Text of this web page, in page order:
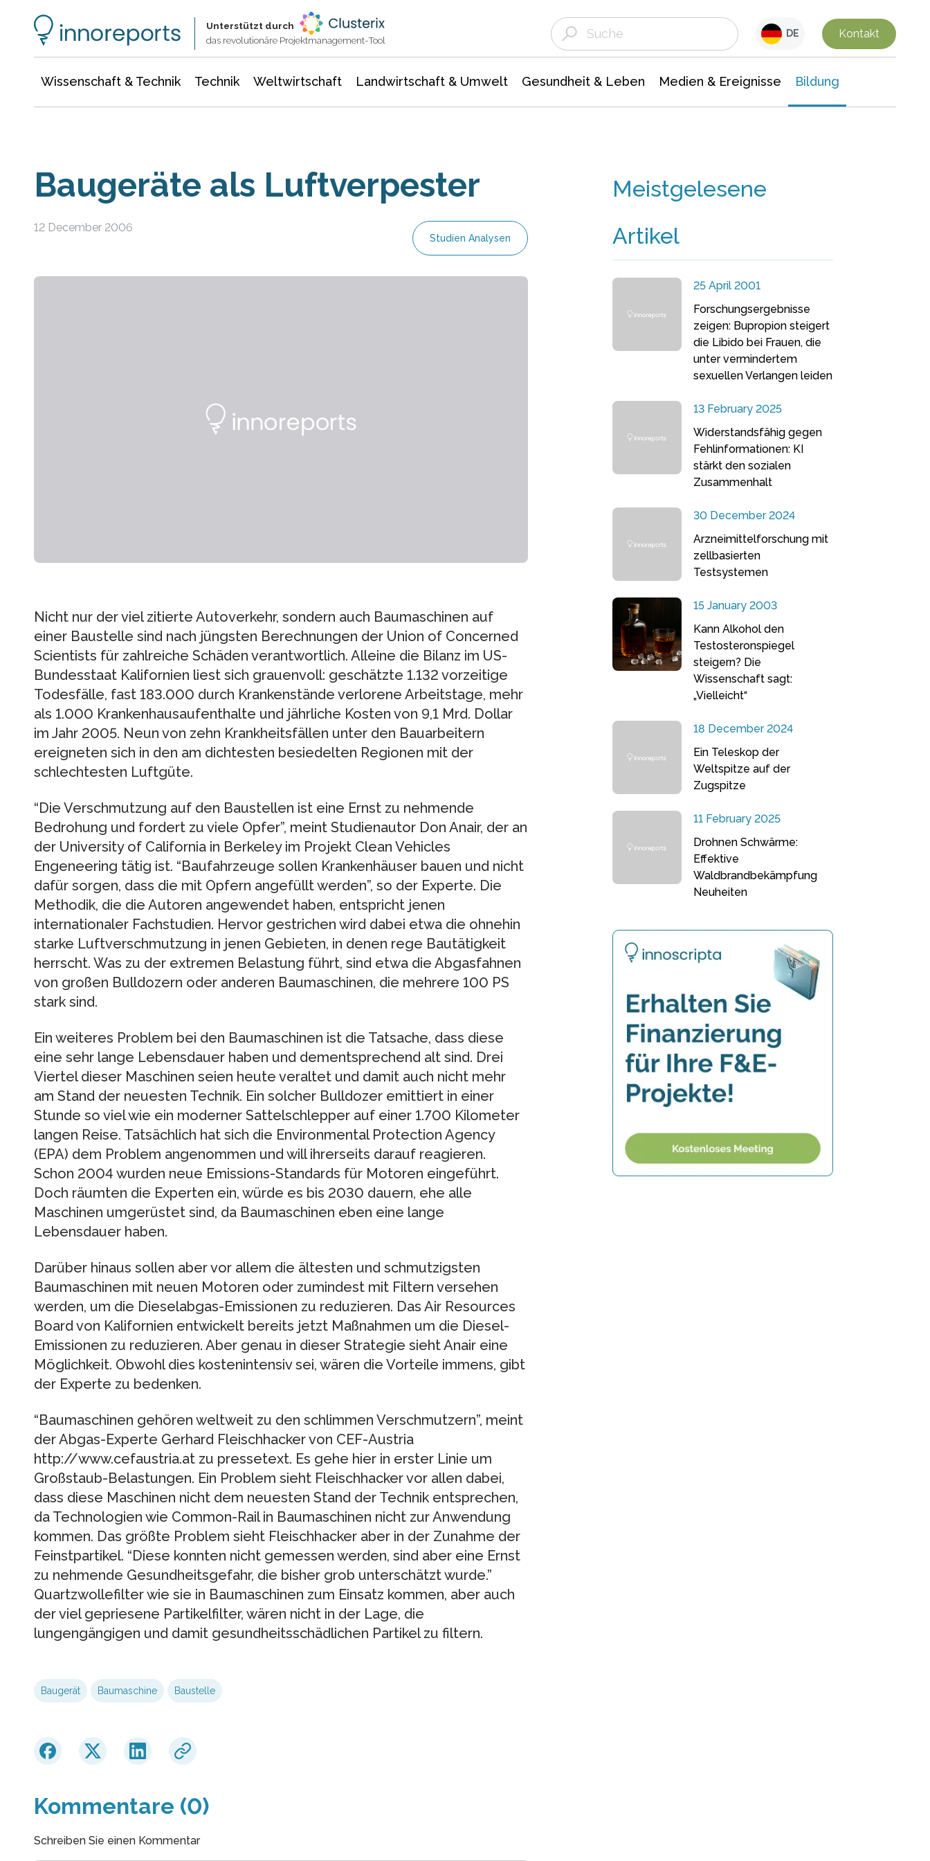
Unterstützt durch
das revolutionäre Projektmanagement-Tool
DE Kontakt
Wissenschaft & Technik Technik Weltwirtschaft Landwirtschaft & Umwelt Gesundheit & Leben Medien & Ereignisse Bildung
Baugeräte als Luftverpester
12 December 2006
Studien Analysen
Nicht nur der viel zitierte Autoverkehr, sondern auch Baumaschinen auf
einer Baustelle sind nach jüngsten Berechnungen der Union of Concerned
Scientists für zahlreiche Schäden verantwortlich. Alleine die Bilanz im US-
Bundesstaat Kalifornien liest sich grauenvoll: geschätzte 1.132 vorzeitige
Todesfälle, fast 183.000 durch Krankenstände verlorene Arbeitstage, mehr
als 1.000 Krankenhausaufenthalte und jährliche Kosten von 9,1 Mrd. Dollar
im Jahr 2005. Neun von zehn Krankheitsfällen unter den Bauarbeitern
ereigneten sich in den am dichtesten besiedelten Regionen mit der
schlechtesten Luftgüte.
“Die Verschmutzung auf den Baustellen ist eine Ernst zu nehmende
Bedrohung und fordert zu viele Opfer”, meint Studienautor Don Anair, der an
der University of California in Berkeley im Projekt Clean Vehicles
Engeneering tätig ist. “Baufahrzeuge sollen Krankenhäuser bauen und nicht
dafür sorgen, dass die mit Opfern angefüllt werden”, so der Experte. Die
Methodik, die die Autoren angewendet haben, entspricht jenen
internationaler Fachstudien. Hervor gestrichen wird dabei etwa die ohnehin
starke Luftverschmutzung in jenen Gebieten, in denen rege Bautätigkeit
herrscht. Was zu der extremen Belastung führt, sind etwa die Abgasfahnen
von großen Bulldozern oder anderen Baumaschinen, die mehrere 100 PS
stark sind.
Ein weiteres Problem bei den Baumaschinen ist die Tatsache, dass diese
eine sehr lange Lebensdauer haben und dementsprechend alt sind. Drei
Viertel dieser Maschinen seien heute veraltet und damit auch nicht mehr
am Stand der neuesten Technik. Ein solcher Bulldozer emittiert in einer
Stunde so viel wie ein moderner Sattelschlepper auf einer 1.700 Kilometer
langen Reise. Tatsächlich hat sich die Environmental Protection Agency
(EPA) dem Problem angenommen und will ihrerseits darauf reagieren.
Schon 2004 wurden neue Emissions-Standards für Motoren eingeführt.
Doch räumten die Experten ein, würde es bis 2030 dauern, ehe alle
Maschinen umgerüstet sind, da Baumaschinen eben eine lange
Lebensdauer haben.
Darüber hinaus sollen aber vor allem die ältesten und schmutzigsten
Baumaschinen mit neuen Motoren oder zumindest mit Filtern versehen
werden, um die Dieselabgas-Emissionen zu reduzieren. Das Air Resources
Board von Kalifornien entwickelt bereits jetzt Maßnahmen um die Diesel-
Emissionen zu reduzieren. Aber genau in dieser Strategie sieht Anair eine
Möglichkeit. Obwohl dies kostenintensiv sei, wären die Vorteile immens, gibt
der Experte zu bedenken.
“Baumaschinen gehören weltweit zu den schlimmen Verschmutzern”, meint
der Abgas-Experte Gerhard Fleischhacker von CEF-Austria
http://www.cefaustria.at zu pressetext. Es gehe hier in erster Linie um
Großstaub-Belastungen. Ein Problem sieht Fleischhacker vor allen dabei,
dass diese Maschinen nicht dem neuesten Stand der Technik entsprechen,
da Technologien wie Common-Rail in Baumaschinen nicht zur Anwendung
kommen. Das größte Problem sieht Fleischhacker aber in der Zunahme der
Feinstpartikel. “Diese konnten nicht gemessen werden, sind aber eine Ernst
zu nehmende Gesundheitsgefahr, die bisher grob unterschätzt wurde.”
Quartzwollefilter wie sie in Baumaschinen zum Einsatz kommen, aber auch
der viel gepriesene Partikelfilter, wären nicht in der Lage, die
lungengängigen und damit gesundheitsschädlichen Partikel zu filtern.
Baugerät Baumaschine Baustelle
Kommentare (0)
Schreiben Sie einen Kommentar
Meistgelesene
Artikel
25 April 2001
Forschungsergebnisse
zeigen: Bupropion steigert
die Libido bei Frauen, die
unter vermindertem
sexuellen Verlangen leiden
13 February 2025
Widerstandsfähig gegen
Fehlinformationen: KI
stärkt den sozialen
Zusammenhalt
30 December 2024
Arzneimittelforschung mit
zellbasierten
Testsystemen
15 January 2003
Kann Alkohol den
Testosteronspiegel
steigern? Die
Wissenschaft sagt:
„Vielleicht“
18 December 2024
Ein Teleskop der
Weltspitze auf der
Zugspitze
11 February 2025
Drohnen Schwärme:
Effektive
Waldbrandbekämpfung
Neuheiten